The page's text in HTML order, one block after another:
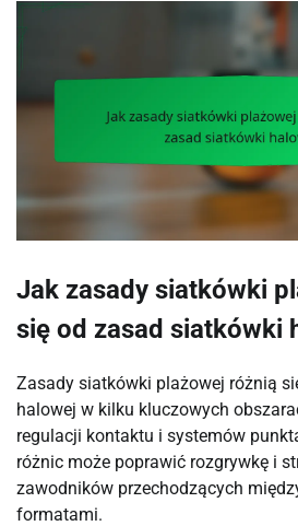
Jak zasady siatkówki
się od zasad siatkówki
Zasady siatkówki plażowej różnią
halowej w kilku kluczowych
regulacji kontaktu i systemów
różnic może poprawić rozgrywkę i
zawodników przechodzących
formatami.